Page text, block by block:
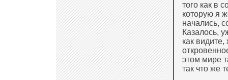
того как в
которую я
начались,
Казалось,
как
этом мире
так что же